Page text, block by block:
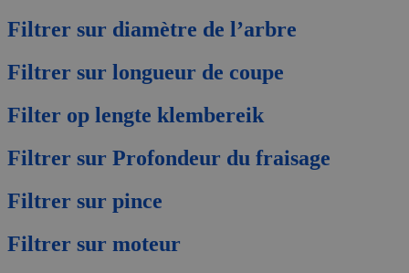
Filtrer sur diamètre de l’arbre
Filtrer sur longueur de coupe
Filter op lengte klembereik
Filtrer sur Profondeur du fraisage
Filtrer sur pince
Filtrer sur moteur